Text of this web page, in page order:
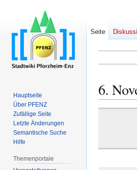
6.
Seite
Hauptseite
Über PFENZ
Zufällige Seite
Letzte Änderungen
Semantische Suche
Hilfe
Themenportale